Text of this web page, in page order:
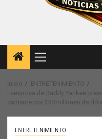
Menú
principal
Inicio
ENTRETENIMIENTO
Exesposa de Daddy Yankee
cantante por $50 millones de
ENTRETENIMIENTO